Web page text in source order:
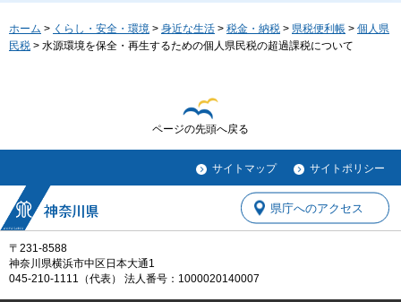
ホーム > くらし・安全・環境 > 身近な生活 > 税金・納税 > 県税便利帳 > 個人県
民税 > 水源環境を保全・再生するための個人県民税の超過課税について
ページの先頭へ戻る
サイトマップ サイトポリシー
〒231-8588
神奈川県横浜市中区日本大通1
045-210-1111（代表） 法人番号：1000020140007
県庁へのアクセス